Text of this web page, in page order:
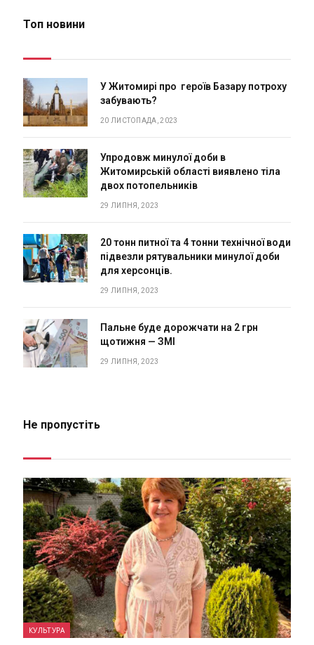
Топ новини
У Житомирі про героїв Базару потроху
забувають?
20 ЛИСТОПАДА, 2023
Упродовж минулої доби в
Житомирській області виявлено тіла
двох потопельників
29 ЛИПНЯ, 2023
20 тонн питної та 4 тонни технічної води
підвезли рятувальники минулої доби
для херсонців.
29 ЛИПНЯ, 2023
Пальне буде дорожчати на 2 грн
щотижня — ЗМІ
29 ЛИПНЯ, 2023
Не пропустіть
КУЛЬТУРА